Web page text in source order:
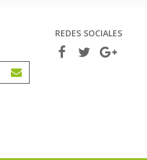
REDES SOCIALES